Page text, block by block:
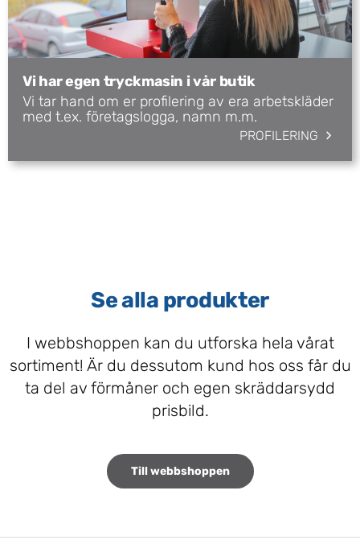
Vi har egen tryckmasin i vår butik
Vi tar hand om er profilering av era arbetskläder
med t.ex. företagslogga, namn m.m.
PROFILERING
Se alla produkter
I webbshoppen kan du utforska hela vårat
sortiment! Är du dessutom kund hos oss får du
ta del av förmåner och egen skräddarsydd
prisbild.
Till webbshoppen